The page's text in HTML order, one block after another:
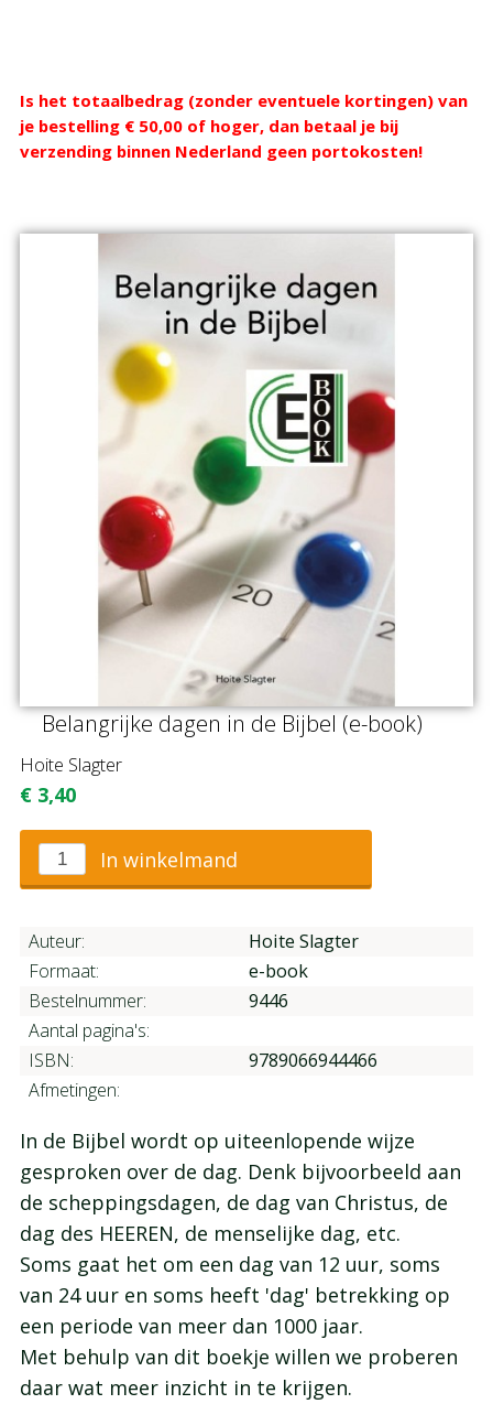
Webshop
Is het totaalbedrag (zonder eventuele kortingen) van
je bestelling € 50,00 of hoger, dan betaal je bij
verzending binnen Nederland geen portokosten!
Belangrijke dagen in de Bijbel (e-book)
Hoite Slagter
€ 3,40
In winkelmand
Auteur:
Hoite Slagter
Formaat:
e-book
Bestelnummer:
9446
Aantal pagina's:
ISBN:
9789066944466
Afmetingen:
In de Bijbel wordt op uiteenlopende wijze
gesproken over de dag. Denk bijvoorbeeld aan
de scheppingsdagen, de dag van Christus, de
dag des HEEREN, de menselijke dag, etc.
Soms gaat het om een dag van 12 uur, soms
van 24 uur en soms heeft 'dag' betrekking op
een periode van meer dan 1000 jaar.
Met behulp van dit boekje willen we proberen
daar wat meer inzicht in te krijgen.